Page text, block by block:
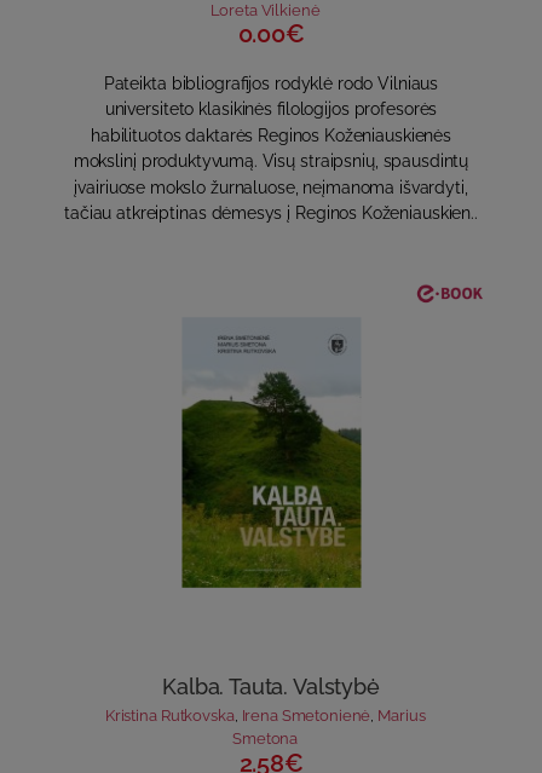
Loreta Vilkienė
0.00€
Pateikta bibliografijos rodyklė rodo Vilniaus
universiteto klasikinės filologijos profesorės
habilituotos daktarės Reginos Koženiauskienės
mokslinį produktyvumą. Visų straipsnių, spausdintų
įvairiuose mokslo žurnaluose, neįmanoma išvardyti,
tačiau atkreiptinas dėmesys į Reginos Koženiauskien..
Kalba. Tauta. Valstybė
Kristina Rutkovska Irena Smetonienė Marius
Smetona
2.58€